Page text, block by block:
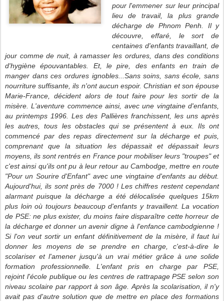
pour l'emmener sur leur principal
lieu de travail, la plus grande
décharge de Phnom Penh. Il y
découvre, effaré, le sort de
centaines d'enfants travaillant, de
jour comme de nuit, à ramasser les ordures, dans des conditions
d'hygiène épouvantables. Et, le pire, des enfants en train de
manger dans ces ordures ignobles...Sans soins, sans école, sans
nourriture suffisante, ils n'ont aucun espoir. Christian et son épouse
Marie-France, décident alors de tout faire pour les sortir de la
misère. L'aventure commence ainsi, avec une vingtaine d'enfants,
au printemps 1996. Les des Pallières franchissent, les uns après
les autres, tous les obstacles qui se présentent à eux. Ils ont
commencé par des repas directement sur la décharge et puis,
comprenant que la situation les dépassait et dépassait leurs
moyens, ils sont rentrés en France pour mobiliser leurs "troupes" et
c'est ainsi qu'ils ont pu à leur retour au Cambodge, mettre en route
"Pour un Sourire d'Enfant" avec une vingtaine d'enfants au début.
Aujourd'hui, ils sont près de 7000 ! Les chiffres restent cependant
alarmant puisque la décharge a été délocalisée quelques 15km
plus loin où toujours beaucoup d'enfants y travaillent. La vocation
de PSE: ne plus exister, du moins faire disparaître cette horreur de
la décharge et donner un avenir digne à l'enfance cambodgienne !
Si l'on veut sortir un enfant définitivement de la misère, il faut lui
donner les moyens de se prendre en charge, c'est-à-dire le
scolariser et l'amener jusqu'à un vrai métier grâce à une solide
formation professionnelle.L'enfant pris en charge par PSE,
rejoint l'école publique ou les centres de rattrapage PSEselon son
niveau scolaire par rapport à son âge. Après la scolarisation, il n'y
avait pas d'autre solution que de mettre en place des formations